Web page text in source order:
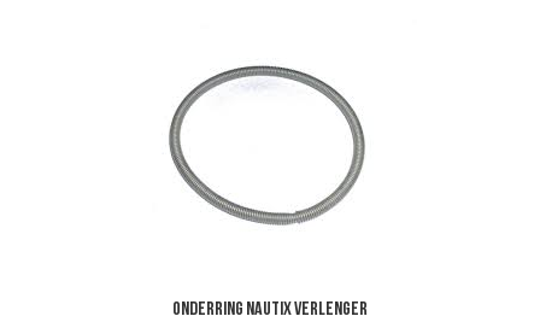
Onderring Nautix verlenger